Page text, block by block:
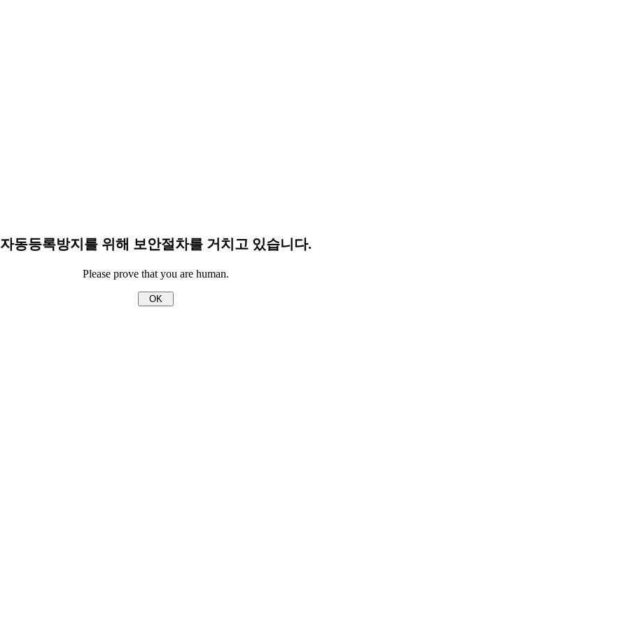
자동등록방지를 위해 보안절차를 거치고 있습니다.
Please prove that you are human.